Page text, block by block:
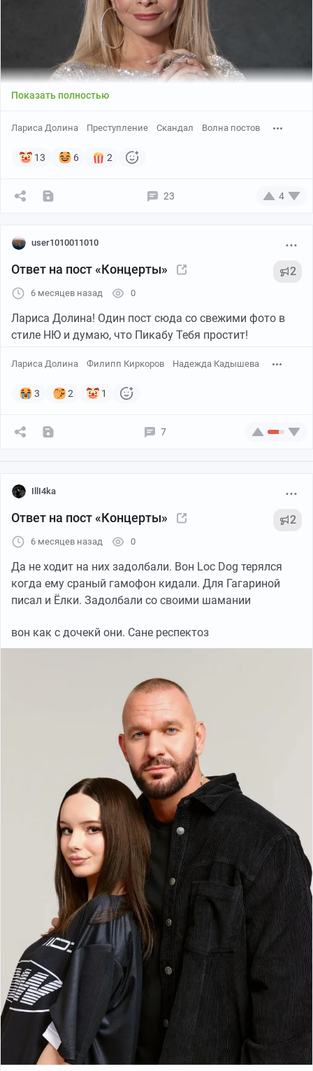
Заглавная страница показывает, что у сайта есть
сразу 4 раздела, что характерно для агентств
недвижимости:
Снять - аренда жилья
Продать - продажа жилья
Сдать - сдача жилья в аренду
квартиру с помощью фильтра и перейти в каталог с
Каталог
мультиселект метро и районов с поиском внутри
переключение типа цены (за всё / за м², в месяц / в
год);
фильтр по классу объекта (A / B+ / B / C);
теги выбранных фильтров с быстрым сбросом;
поиск по сайту — классический overlay с историей
Одно из преимуществ — раздел «Избранное»: работает
Истории клиентов
Ниже представлены истории довольных клиентов.
Например:
Показать полностью
Лариса Долина Преступление Скандал Волна постов
13 6 2
23 4
user1010011010
Ответ на пост «Концерты» 2
6 месяцев назад 0
Лариса Долина! Один пост сюда со свежими фото в
стиле НЮ и думаю, что Пикабу Тебя простит!
Лариса Долина Филипп Киркоров Надежда Кадышева
3 2 1
7
IllI4ka
Ответ на пост «Концерты» 2
6 месяцев назад 0
Да не ходит на них задолбали. Вон Loc Dog терялся
когда ему сраный гамофон кидали. Для Гагариной
писал и Ёлки. Задолбали со своими шамании
вон как с дочекй они. Сане респектоз